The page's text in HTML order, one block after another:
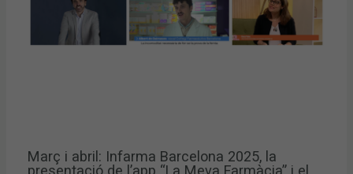
Març i abril: Infarma Barcelona 2025, la
presentació de l’app “La Meva Farmàcia” i el